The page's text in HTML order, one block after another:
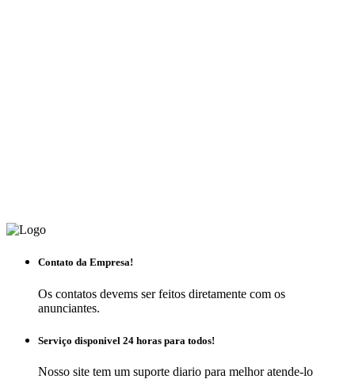
Contato da Empresa!
Os contatos devems ser feitos diretamente com os
anunciantes.
Serviço disponivel 24 horas para todos!
Nosso site tem um suporte diario para melhor atende-lo